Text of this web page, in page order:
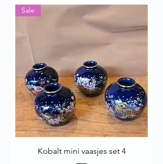
Sale
Kobalt mini vaasjes set 4